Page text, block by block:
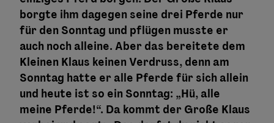
borgte ihm dagegen seine drei Pferde nur
für den Sonntag und pflügen musste er
auch noch alleine. Aber das bereitete dem
Kleinen Klaus keinen Verdruss, denn am
Sonntag hatte er alle Pferde für sich allein
und heute ist so ein Sonntag: „Hü, alle
meine Pferde!“. Da kommt der Große Klaus